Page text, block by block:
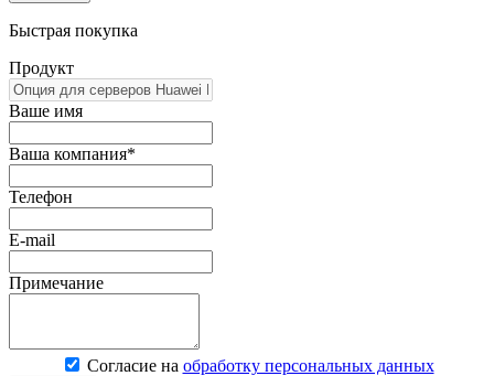
Быстрая покупка
Продукт
Ваше имя
Ваша компания*
Телефон
E-mail
Примечание
Согласие на обработку персональных данных